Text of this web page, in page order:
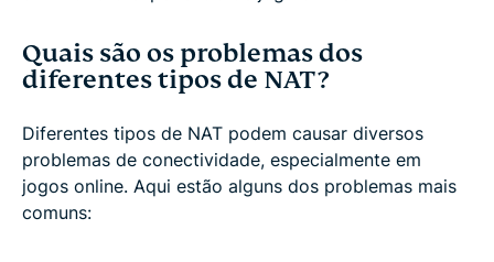
Quais são os problemas dos
diferentes tipos de NAT?
Diferentes tipos de NAT podem causar diversos
problemas de conectividade, especialmente em
jogos online. Aqui estão alguns dos problemas mais
comuns: